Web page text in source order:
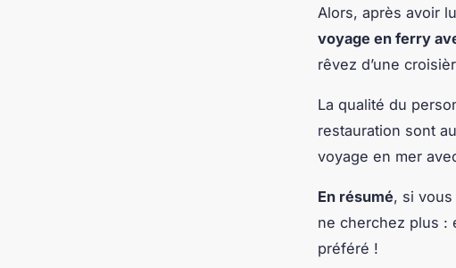
Alors, après avoir
voyage en ferry
rêvez d’une
La qualité du
restauration sont
voyage en mer
En résumé, si
ne cherchez plus :
préféré !